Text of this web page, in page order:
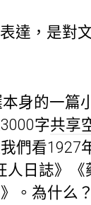
達，是對
身的一篇
字共享
們看1927
日誌》
。為什么